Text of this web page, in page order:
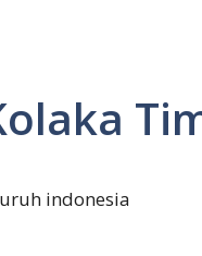
indonesia